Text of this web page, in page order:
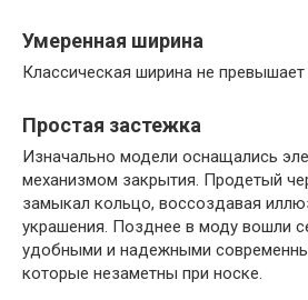
Умеренная ширина
Классическая ширина не
Простая застежка
Изначально модели оснащались
механизмом закрытия. Продетый
замыкал кольцо, воссоздавая
украшения. Позднее в моду вошли
удобными и надежными
которые незаметны при носке.